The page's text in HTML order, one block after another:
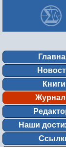
Книги
Наши